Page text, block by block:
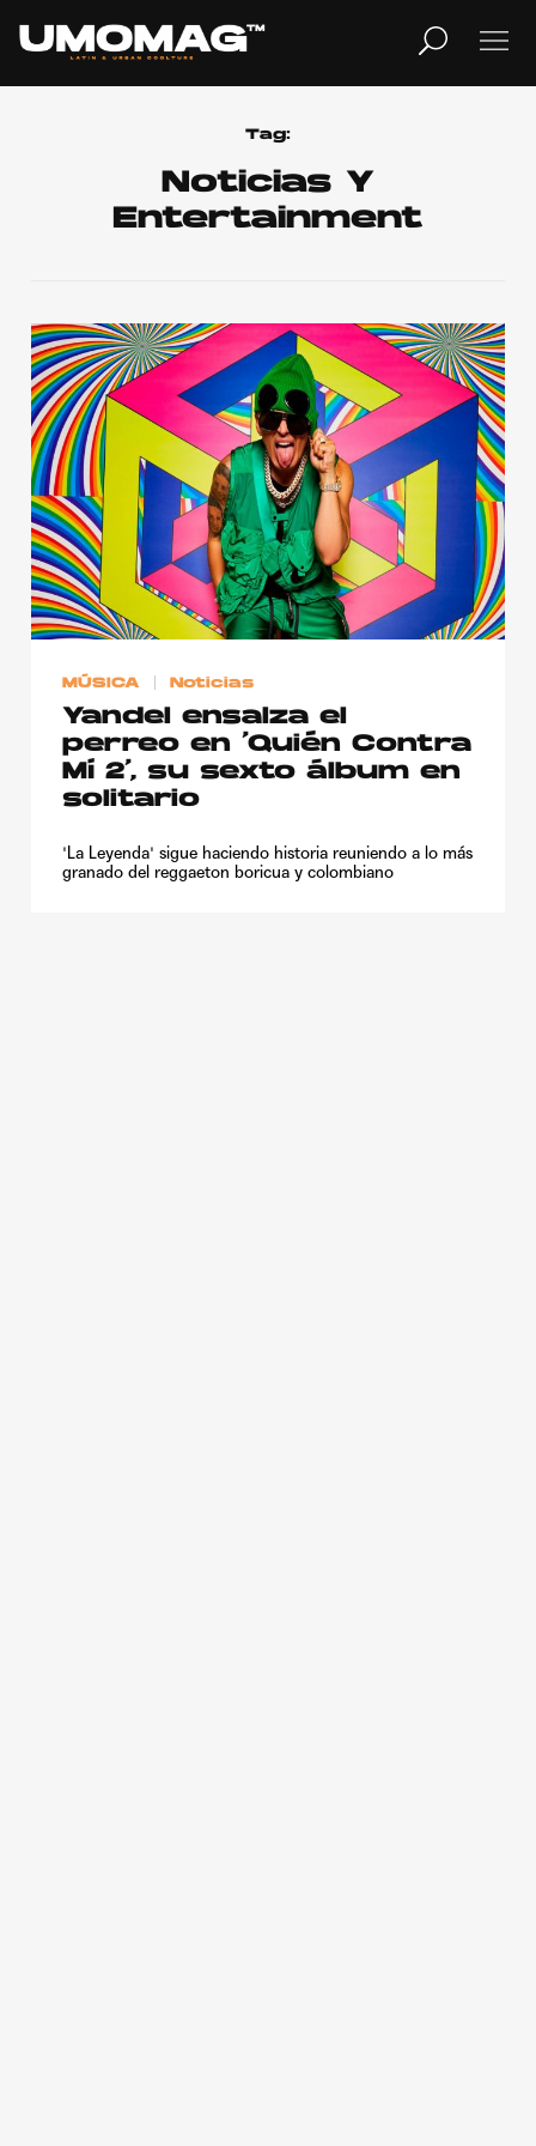
REVISTA TV
Home
Cover Story
Publicidad
Contacto
© 2015-2022 UMOMAG. PROPIEDAD DE UMO agency. TODOS LOS
DERECHOS RESERVADOS.
Tag:
Noticias Y
Entertainment
MÚSICA Noticias
Yandel ensalza el
perreo en ‘Quién Contra
Mí 2’, su sexto álbum en
solitario
'La Leyenda' sigue haciendo historia reuniendo a lo más
granado del reggaeton boricua y colombiano